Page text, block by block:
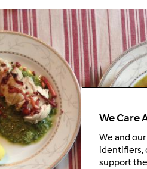
We Care
We and our
identifiers,
support